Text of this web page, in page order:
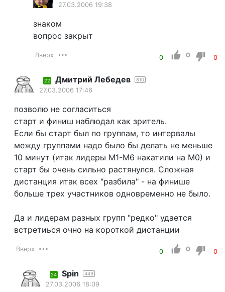
27.03.2006 19:38
знаком
вопрос закрыт
Вверх 0 0 0
22 Дмитрий Лебедев 810
27.03.2006 17:46
позволю не согласиться
старт и финиш наблюдал как зритель.
Если бы старт был по группам, то интервалы
между группами надо было бы делать не меньше
10 минут (итак лидеры М1-М6 накатили на М0) и
старт бы очень сильно растянулся. Сложная
дистанция итак всех "разбила" - на финише
больше трех участников одновременно не было.
Да и лидерам разных групп "редко" удается
встретиься очно на короткой дистанции
Вверх 0 0 0
24 Spin 449
27.03.2006 18:09